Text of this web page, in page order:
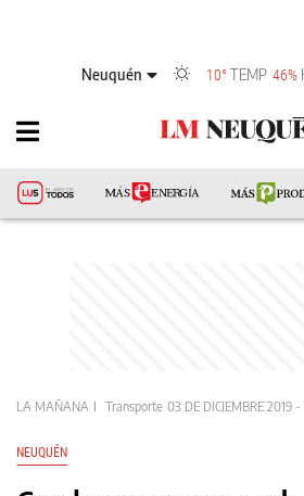
Neuquén 10° TEMP 46%
LA MAÑANA Transporte 03 DE DICIEMBRE 2019
NEUQUÉN